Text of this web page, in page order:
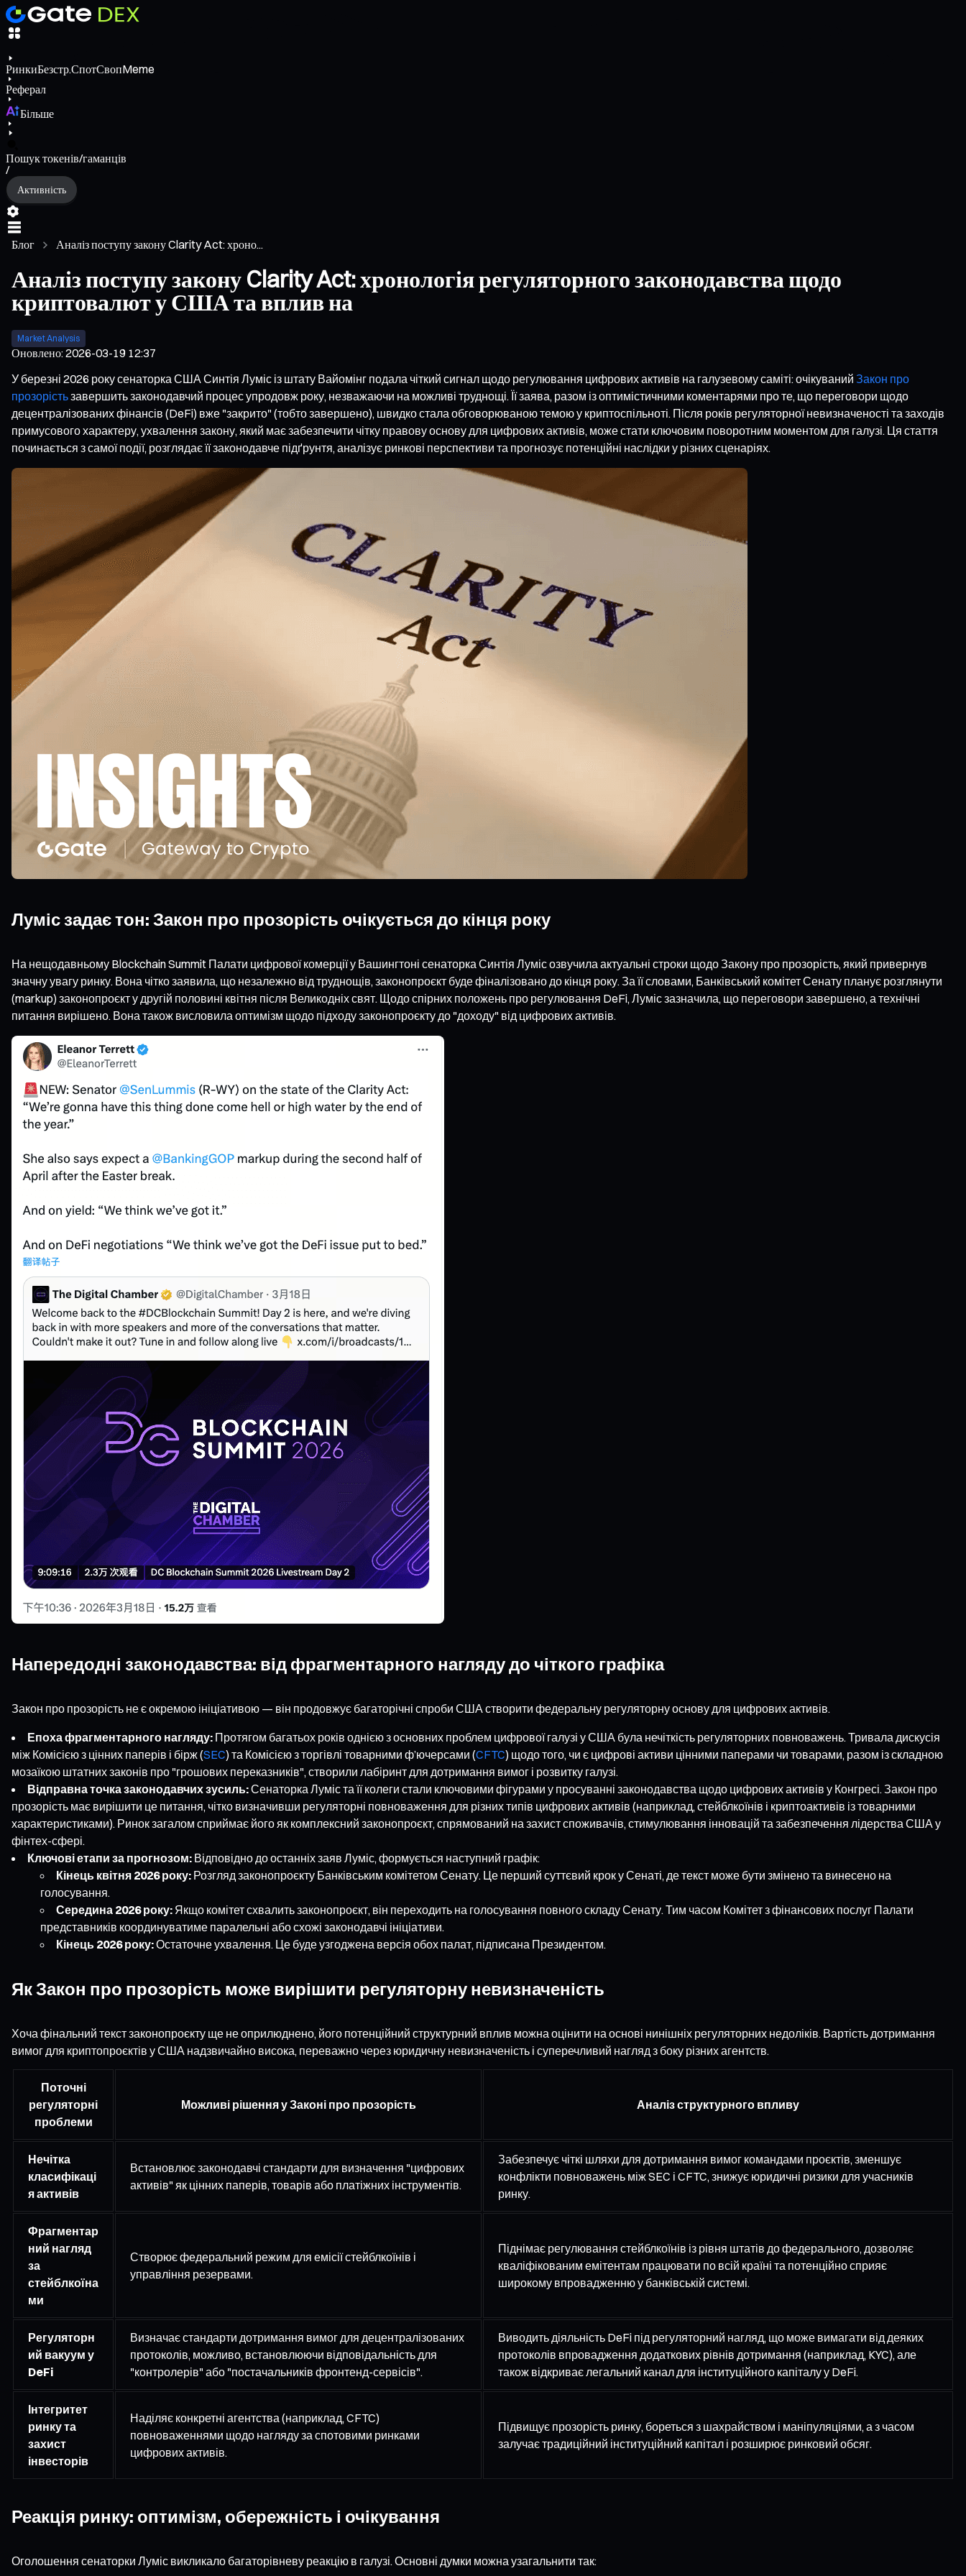
РинкиБезстр.СпотСвопMeme
Реферал
Більше
Пошук токенів/гаманців
/
Активність
Блог Аналіз поступу закону Clarity Act: хроно...
Аналіз поступу закону Clarity Act: хронологія регуляторного законодавства щодо
криптовалют у США та вплив на
Market Analysis
Оновлено:2026-03-19 12:37
У березні 2026 року сенаторка США Синтія Луміс із штату Вайомінг подала чіткий сигнал щодо регулювання цифрових активів на галузевому саміті: очікуваний Закон про
прозорістьзавершить законодавчий процес упродовж року, незважаючи на можливі труднощі. Її заява, разом із оптимістичними коментарями про те, що переговори щодо
децентралізованих фінансів (DeFi) вже "закрито" (тобто завершено), швидко стала обговорюваною темою у криптоспільноті. Після років регуляторної невизначеності та заходів
примусового характеру, ухвалення закону, який має забезпечити чітку правову основу для цифрових активів, може стати ключовим поворотним моментом для галузі. Ця стаття
починається з самої події, розглядає її законодавче підґрунтя, аналізує ринкові перспективи та прогнозує потенційні наслідки у різних сценаріях.
Луміс задає тон: Закон про прозорість очікується до кінця року
На нещодавньому Blockchain Summit Палати цифрової комерції у Вашингтоні сенаторка Синтія Луміс озвучила актуальні строки щодо Закону про прозорість, який привернув
значну увагу ринку. Вона чітко заявила, що незалежно від труднощів, законопроєкт буде фіналізовано до кінця року. За її словами, Банківський комітет Сенату планує розглянути
(markup) законопроєкт у другій половині квітня після Великодніх свят. Щодо спірних положень про регулювання DeFi, Луміс зазначила, що переговори завершено, а технічні
питання вирішено. Вона також висловила оптимізм щодо підходу законопроєкту до "доходу" від цифрових активів.
Напередодні законодавства: від фрагментарного нагляду до чіткого графіка
Закон про прозорість не є окремою ініціативою — він продовжує багаторічні спроби США створити федеральну регуляторну основу для цифрових активів.
Епоха фрагментарного нагляду: Протягом багатьох років однією з основних проблем цифрової галузі у США була нечіткість регуляторних повноважень. Тривала дискусія
між Комісією з цінних паперів і бірж (SEC) та Комісією з торгівлі товарними ф’ючерсами (CFTC) щодо того, чи є цифрові активи цінними паперами чи товарами, разом із складною
мозаїкою штатних законів про "грошових переказників", створили лабіринт для дотримання вимог і розвитку галузі.
Відправна точка законодавчих зусиль:Сенаторка Луміс та її колеги стали ключовими фігурами у просуванні законодавства щодо цифрових активів у Конгресі. Закон про
прозорість має вирішити це питання, чітко визначивши регуляторні повноваження для різних типів цифрових активів (наприклад, стейблкоїнів і криптоактивів із товарними
характеристиками). Ринок загалом сприймає його як комплексний законопроєкт, спрямований на захист споживачів, стимулювання інновацій та забезпечення лідерства США у
фінтех-сфері.
Ключові етапи за прогнозом: Відповідно до останніх заяв Луміс, формується наступний графік:
Кінець квітня 2026 року: Розгляд законопроєкту Банківським комітетом Сенату. Це перший суттєвий крок у Сенаті, де текст може бути змінено та винесено на
голосування.
Середина 2026 року: Якщо комітет схвалить законопроєкт, він переходить на голосування повного складу Сенату. Тим часом Комітет з фінансових послуг Палати
представників координуватиме паралельні або схожі законодавчі ініціативи.
Кінець 2026 року:Остаточне ухвалення. Це буде узгоджена версія обох палат, підписана Президентом.
Як Закон про прозорість може вирішити регуляторну невизначеність
Хоча фінальний текст законопроєкту ще не оприлюднено, його потенційний структурний вплив можна оцінити на основі нинішніх регуляторних недоліків. Вартість дотримання
вимог для криптопроєктів у США надзвичайно висока, переважно через юридичну невизначеність і суперечливий нагляд з боку різних агентств.
Поточні
регуляторні
проблеми
Можливі рішення у Законі про прозорість Аналіз структурного впливу
Нечітка
класифікаці
я активів
Встановлює законодавчі стандарти для визначення "цифрових
активів" як цінних паперів, товарів або платіжних інструментів.
Забезпечує чіткі шляхи для дотримання вимог командами проєктів, зменшує
конфлікти повноважень між SEC і CFTC, знижує юридичні ризики для учасників
ринку.
Фрагментар
ний нагляд
за
стейблкоїна
ми
Створює федеральний режим для емісії стейблкоїнів і
управління резервами.
Піднімає регулювання стейблкоїнів із рівня штатів до федерального, дозволяє
кваліфікованим емітентам працювати по всій країні та потенційно сприяє
широкому впровадженню у банківській системі.
Регуляторн
ий вакуум у
DeFi
Визначає стандарти дотримання вимог для децентралізованих
протоколів, можливо, встановлюючи відповідальність для
"контролерів" або "постачальників фронтенд-сервісів".
Виводить діяльність DeFi під регуляторний нагляд, що може вимагати від деяких
протоколів впровадження додаткових рівнів дотримання (наприклад, KYC), але
також відкриває легальний канал для інституційного капіталу у DeFi.
Інтегритет
ринку та
захист
інвесторів
Наділяє конкретні агентства (наприклад, CFTC)
повноваженнями щодо нагляду за спотовими ринками
цифрових активів.
Підвищує прозорість ринку, бореться з шахрайством і маніпуляціями, а з часом
залучає традиційний інституційний капітал і розширює ринковий обсяг.
Реакція ринку: оптимізм, обережність і очікування
Оголошення сенаторки Луміс викликало багаторівневу реакцію в галузі. Основні думки можна узагальнити так: